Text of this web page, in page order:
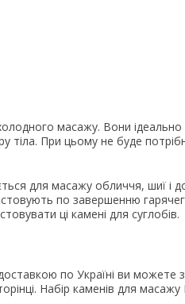
масажу. Вони
тіла. При цьому не буде
для масажу обличчя, шиї і
по завершенню
ці камені для суглобів.
по Україні ви можете
Набір каменів для